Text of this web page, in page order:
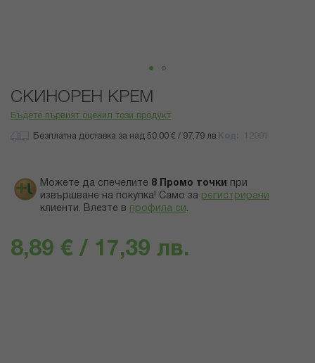
към
началото
галерия
СКИНОРЕН КРЕМ
Бъдете първият оценил този продукт
Безплатна доставка за над 50.00 € / 97,79 лв.
Можете да спечелите 8 Промо точки
при
извършване на покупка! Само за регистрирани
клиенти. Влезте в профила си .
8,89 € / 17,39 лв.